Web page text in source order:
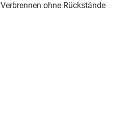
Verbrennen ohne Rückstände